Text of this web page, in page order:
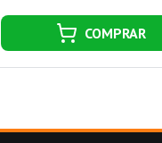
COMPRAR